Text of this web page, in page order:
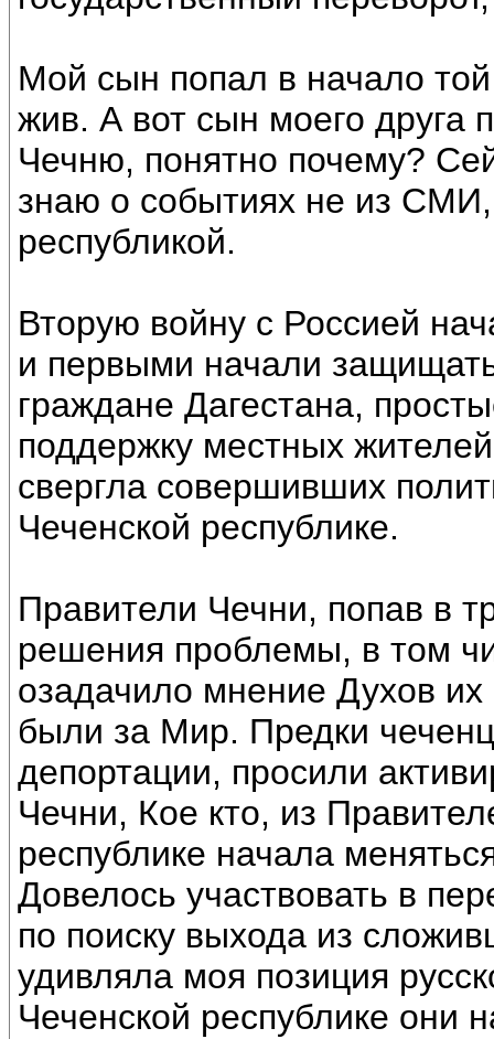
Мой сын попал в начало
жив. А вот сын моего друга
Чечню, понятно почему?
знаю о событиях не из СМИ,
республикой.
Вторую войну с Россией
и первыми начали
граждане Дагестана,
поддержку местных
свергла совершивших
Чеченской республике.
Правители Чечни, попав в
решения проблемы, в том
озадачило мнение Духов
были за Мир. Предки
депортации, просили
Чечни, Кое кто, из
республике начала
Довелось участвовать в
по поиску выхода из
удивляла моя позиция
Чеченской республике они